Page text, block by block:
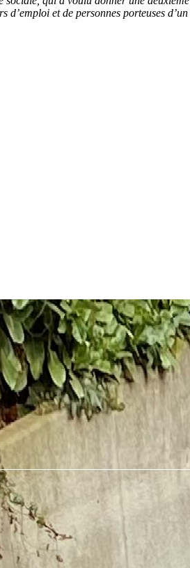
et de personnes porteuses